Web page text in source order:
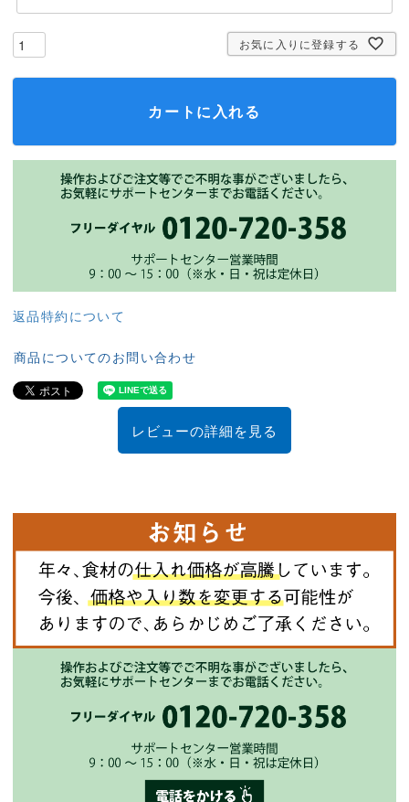
お気に入りに登録する
カートに入れる
返品特約について
商品についてのお問い合わせ
レビューの詳細を見る